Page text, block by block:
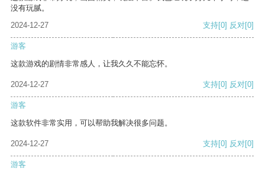
没有玩腻。
2024-12-27
支持[0] 反对[0]
游客
这款游戏的剧情非常感人，让我久久不能忘怀。
2024-12-27 支持[0] 反对[0]
游客
这款软件非常实用，可以帮助我解决很多问题。
2024-12-27 支持[0] 反对[0]
游客